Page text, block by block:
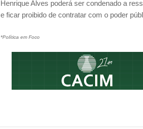
Henrique Alves poderá ser condenado a
e ficar proibido de contratar com o poder
*Política em Foco